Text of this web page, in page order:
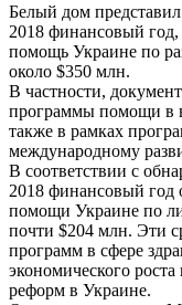
Белый дом
2018 финансовый год,
помощь Украине по
около $350 млн.
В частности,
программы помощи в
также в рамках
международному
В соответствии с
2018 финансовый год
помощи Украине по
почти $204 млн. Эти
программ в сфере
экономического
реформ в Украине.